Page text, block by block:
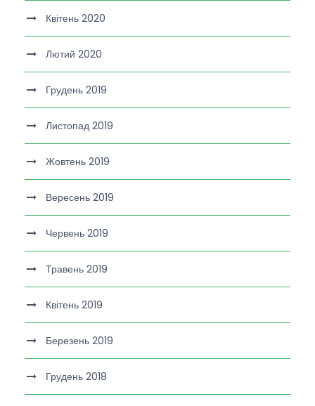
Квітень 2020
Лютий 2020
Грудень 2019
Листопад 2019
Жовтень 2019
Вересень 2019
Червень 2019
Травень 2019
Квітень 2019
Березень 2019
Грудень 2018